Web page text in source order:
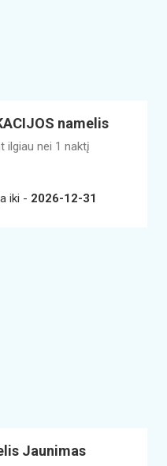
namelis
ilgiau nei 1 naktį
iki - 2026-12-31
Jaunimas